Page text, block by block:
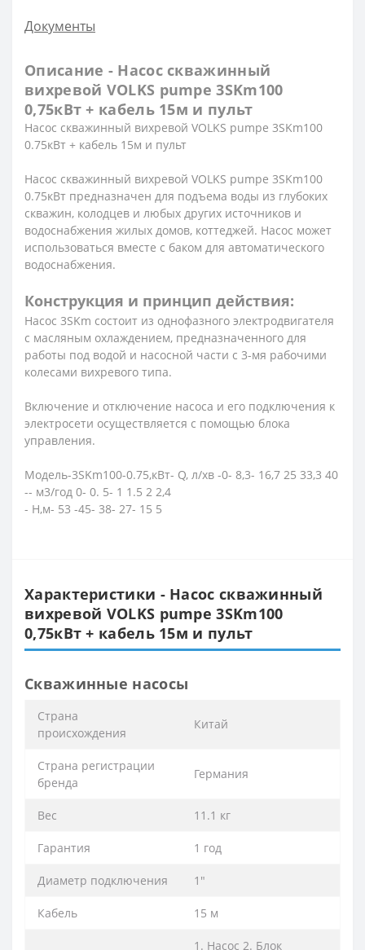
Документы
Описание - Насос скважинный
вихревой VOLKS pumpe 3SKm100
0,75кВт + кабель 15м и пульт
Насос скважинный вихревой VOLKS pumpe 3SKm100
0.75кВт + кабель 15м и пульт
Насос скважинный вихревой VOLKS pumpe 3SKm100
0.75кВт предназначен для подъема воды из глубоких
скважин, колодцев и любых других источников и
водоснабжения жилых домов, коттеджей. Насос может
использоваться вместе с баком для автоматического
водоснабжения.
Конструкция и принцип действия:
Насос 3SKm состоит из однофазного электродвигателя
с масляным охлаждением, предназначенного для
работы под водой и насосной части с 3-мя рабочими
колесами вихревого типа.
Включение и отключение насоса и его подключения к
электросети осуществляется с помощью блока
управления.
Модель-3SKm100-0.75,кВт- Q, л/хв -0- 8,3- 16,7 25 33,3 40
-- м3/год 0- 0. 5- 1 1.5 2 2,4
- Н,м- 53 -45- 38- 27- 15 5
Характеристики - Насос скважинный
вихревой VOLKS pumpe 3SKm100
0,75кВт + кабель 15м и пульт
Скважинные насосы
Cтрана
происхождения
Китай
Cтрана регистрации
бренда
Германия
Вес 11.1 кг
Гарантия 1 год
Диаметр подключения 1"
Кабель 15 м
1. Насос 2. Блок